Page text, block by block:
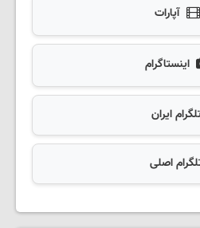
آپارات
اینستاگرام
ایران
اصلی